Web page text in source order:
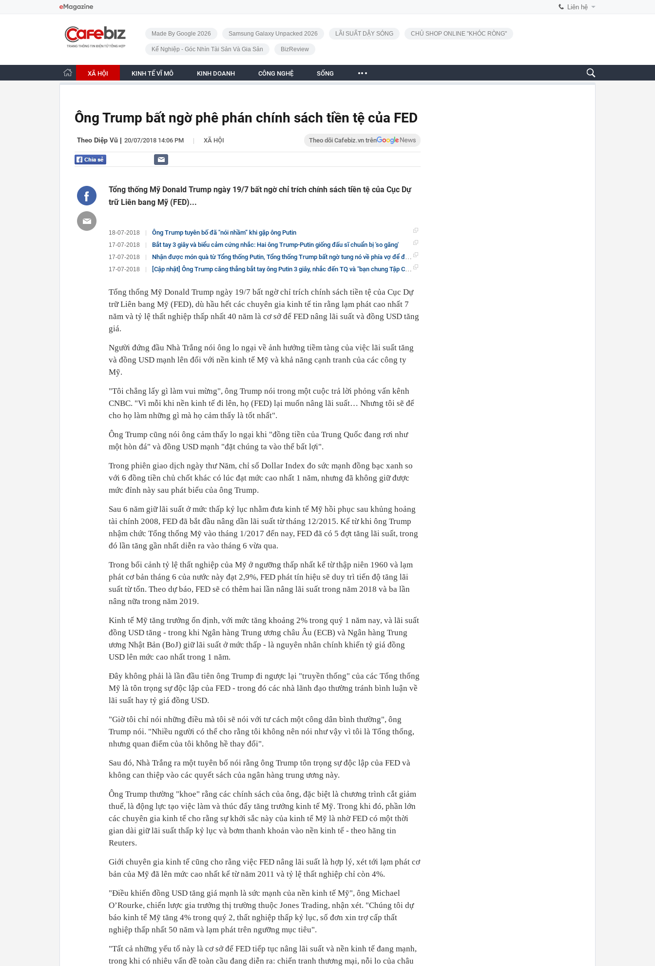
Liên hệ
CafeBiz - Trang chủ
Made By Google 2026 Samsung Galaxy Unpacked 2026 LÃI SUẤT DẬY SÓNG CHỦ SHOP ONLINE "KHÓC RÒNG"
Kế Nghiệp - Góc Nhìn Tài Sản Và Gia Sản BizReview
XÃ HỘI KINH TẾ VĨ MÔ KINH DOANH CÔNG NGHỆ SỐNG
Ông Trump bất ngờ phê phán chính sách tiền tệ của FED
Theo Diệp Vũ 20/07/2018 14:06 PM | XÃ HỘI Theo dõi Cafebiz.vn trên
Tổng thống Mỹ Donald Trump ngày 19/7 bất ngờ chỉ trích chính sách tiền tệ của Cục Dự
trữ Liên bang Mỹ (FED)...
18-07-2018 Ông Trump tuyên bố đã "nói nhầm” khi gặp ông Putin
17-07-2018 Bắt tay 3 giây và biểu cảm cứng nhắc: Hai ông Trump-Putin giống đấu sĩ chuẩn bị 'so găng'
17-07-2018 Nhận được món quà từ Tổng thống Putin, Tổng thống Trump bất ngờ tung nó về phía vợ để đem về cho con trai chơi
17-07-2018 [Cập nhật] Ông Trump căng thẳng bắt tay ông Putin 3 giây, nhắc đến TQ và "bạn chung Tập Cận Bình"
Tổng thống Mỹ Donald Trump ngày 19/7 bất ngờ chỉ trích chính sách tiền tệ của Cục Dự
trữ Liên bang Mỹ (FED), dù hầu hết các chuyên gia kinh tế tin rằng lạm phát cao nhất 7
năm và tỷ lệ thất nghiệp thấp nhất 40 năm là cơ sở để FED nâng lãi suất và đồng USD tăng
giá.
Người đứng đầu Nhà Trắng nói ông lo ngại về ảnh hưởng tiềm tàng của việc lãi suất tăng
và đồng USD mạnh lên đối với nền kinh tế Mỹ và khả năng cạnh tranh của các công ty
Mỹ.
"Tôi chẳng lấy gì làm vui mừng", ông Trump nói trong một cuộc trả lời phỏng vấn kênh
CNBC. "Vì mỗi khi nền kinh tế đi lên, họ (FED) lại muốn nâng lãi suất… Nhưng tôi sẽ để
cho họ làm những gì mà họ cảm thấy là tốt nhất".
Ông Trump cũng nói ông cảm thấy lo ngại khi "đồng tiền của Trung Quốc đang rơi như
một hòn đá" và đồng USD mạnh "đặt chúng ta vào thế bất lợi".
Trong phiên giao dịch ngày thư Năm, chỉ số Dollar Index đo sức mạnh đồng bạc xanh so
với 6 đồng tiền chủ chốt khác có lúc đạt mức cao nhất 1 năm, nhưng đã không giữ được
mức đỉnh này sau phát biểu của ông Trump.
Sau 6 năm giữ lãi suất ở mức thấp kỷ lục nhằm đưa kinh tế Mỹ hồi phục sau khủng hoảng
tài chính 2008, FED đã bắt đầu nâng dần lãi suất từ tháng 12/2015. Kể từ khi ông Trump
nhậm chức Tổng thống Mỹ vào tháng 1/2017 đến nay, FED đã có 5 đợt tăng lãi suất, trong
đó lần tăng gần nhất diễn ra vào tháng 6 vừa qua.
Trong bối cảnh tỷ lệ thất nghiệp của Mỹ ở ngưỡng thấp nhất kể từ thập niên 1960 và lạm
phát cơ bản tháng 6 của nước này đạt 2,9%, FED phát tín hiệu sẽ duy trì tiến độ tăng lãi
suất từ tốn. Theo dự báo, FED sẽ có thêm hai lần nâng lãi suất trong năm 2018 và ba lần
nâng nữa trong năm 2019.
Kinh tế Mỹ tăng trưởng ổn định, với mức tăng khoảng 2% trong quý 1 năm nay, và lãi suất
đồng USD tăng - trong khi Ngân hàng Trung ương châu Âu (ECB) và Ngân hàng Trung
ương Nhật Bản (BoJ) giữ lãi suất ở mức thấp - là nguyên nhân chính khiến tỷ giá đồng
USD lên mức cao nhất trong 1 năm.
Đây không phải là lần đầu tiên ông Trump đi ngược lại "truyền thống" của các Tổng thống
Mỹ là tôn trọng sự độc lập của FED - trong đó các nhà lãnh đạo thường tránh bình luận về
lãi suất hay tỷ giá đồng USD.
"Giờ tôi chỉ nói những điều mà tôi sẽ nói với tư cách một công dân bình thường", ông
Trump nói. "Nhiều người có thể cho rằng tôi không nên nói như vậy vì tôi là Tổng thống,
nhưng quan điểm của tôi không hề thay đổi".
Sau đó, Nhà Trắng ra một tuyên bố nói rằng ông Trump tôn trọng sự độc lập của FED và
không can thiệp vào các quyết sách của ngân hàng trung ương này.
Ông Trump thường "khoe" rằng các chính sách của ông, đặc biệt là chương trình cắt giảm
thuế, là động lực tạo việc làm và thúc đẩy tăng trưởng kinh tế Mỹ. Trong khi đó, phần lớn
các chuyên gia kinh tế cho rằng sự khởi sắc này của kinh tế Mỹ là nhờ FED có một thời
gian dài giữ lãi suất thấp kỷ lục và bơm thanh khoản vào nền kinh tế - theo hãng tin
Reuters.
Giới chuyên gia kinh tế cũng cho rằng việc FED nâng lãi suất là hợp lý, xét tới lạm phát cơ
bản của Mỹ đã lên mức cao nhất kể từ năm 2011 và tỷ lệ thất nghiệp chỉ còn 4%.
"Điều khiến đồng USD tăng giá mạnh là sức mạnh của nền kinh tế Mỹ", ông Michael
O’Rourke, chiến lược gia trưởng thị trường thuộc Jones Trading, nhận xét. "Chúng tôi dự
báo kinh tế Mỹ tăng 4% trong quý 2, thất nghiệp thấp kỷ lục, số đơn xin trợ cấp thất
nghiệp thấp nhất 50 năm và lạm phát trên ngưỡng mục tiêu".
"Tất cả những yếu tố này là cơ sở để FED tiếp tục nâng lãi suất và nền kinh tế đang mạnh,
trong khi có nhiêu vấn đề toàn cầu đang diễn ra: chiến tranh thương mại, nỗi lo của châu